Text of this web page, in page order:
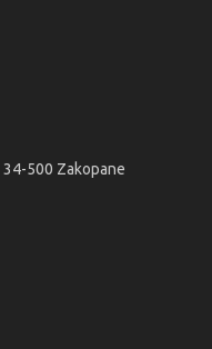
500 Zakopane